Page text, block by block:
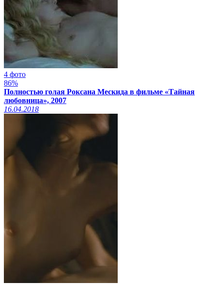
4 фото
86%
Полностью голая Роксана Мескида в фильме «Тайная
любовница», 2007
16.04.2018